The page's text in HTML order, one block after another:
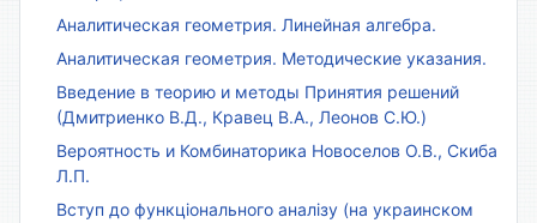
Аналитическая геометрия. Линейная алгебра.
Аналитическая геометрия. Методические указания.
Введение в теорию и методы Принятия решений
(Дмитриенко В.Д., Кравец В.А., Леонов С.Ю.)
Вероятность и Комбинаторика Новоселов О.В., Скиба
Л.П.
Вступ до функціонального аналізу (на украинском